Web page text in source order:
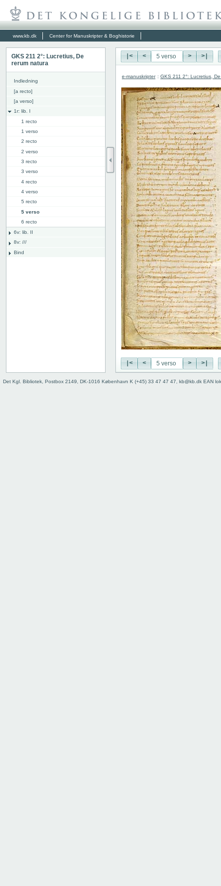
www.kb.dk Center for Manuskripter & Boghistorie
GKS 211 2°: Lucretius, De
rerum natura
Indledning
[a recto]
[a verso]
1r: lib. I
1 recto
1 verso
2 recto
2 verso
3 recto
3 verso
4 recto
4 verso
5 recto
5 verso
6 recto
6v: lib. II
8v: ///
Bind
|< < > >|
e-manuskripter : GKS 211 2°: Lucretius,
|< < > >|
Det Kgl. Bibliotek, Postbox 2149, DK-1016 København K (+45) 33 47 47 47, kb@kb.dk EAN